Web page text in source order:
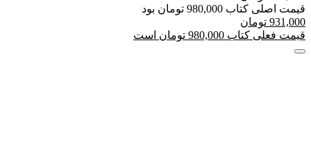
قیمت اصلی کتاب 980,000 تومان بود
931,000 تومان
قیمت فعلی کتاب 980,000 تومان است